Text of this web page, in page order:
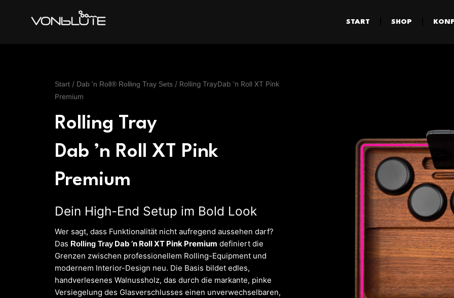
START SHOP
Start/ Dab 'n Roll® Rolling Tray Sets/ Rolling TrayDab ’n Roll XT Pink
Premium
Rolling Tray
Dab ’n Roll XT Pink
Premium
Dein High-End Setup im Bold Look
Wer sagt, dass Funktionalität nicht aufregend aussehen darf?
Das Rolling TrayDab ’n Roll XT Pink Premium definiert die
Grenzen zwischen professionellem Rolling-Equipment und
modernem Interior-Design neu. Die Basis bildet edles,
handverlesenes Walnussholz, das durch die markante, pinke
Versiegelung des Glasverschlusses einen unverwechselbaren,